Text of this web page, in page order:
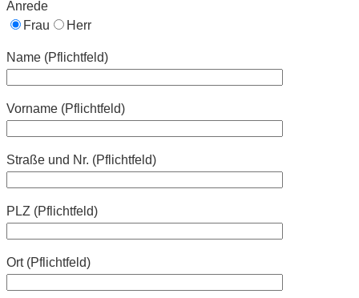
Anrede
Frau
Herr
Name (Pflichtfeld)
Vorname (Pflichtfeld)
Straße und Nr. (Pflichtfeld)
PLZ (Pflichtfeld)
Ort (Pflichtfeld)